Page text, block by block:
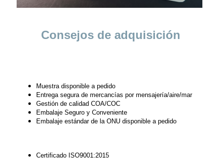
Consejos de adquisición
Muestra disponible a pedido
Entrega segura de mercancías por mensajería/aire/mar
Gestión de calidad COA/COC
Embalaje Seguro y Conveniente
Embalaje estándar de la ONU disponible a pedido
Certificado ISO9001:2015